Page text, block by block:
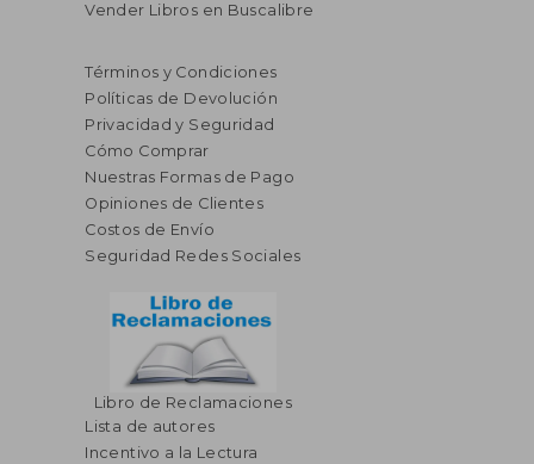
Vender Libros en Buscalibre
Términos y Condiciones
Políticas de Devolución
Privacidad y Seguridad
Cómo Comprar
Nuestras Formas de Pago
Opiniones de Clientes
Costos de Envío
Seguridad Redes Sociales
Libro de Reclamaciones
Lista de autores
Incentivo a la Lectura